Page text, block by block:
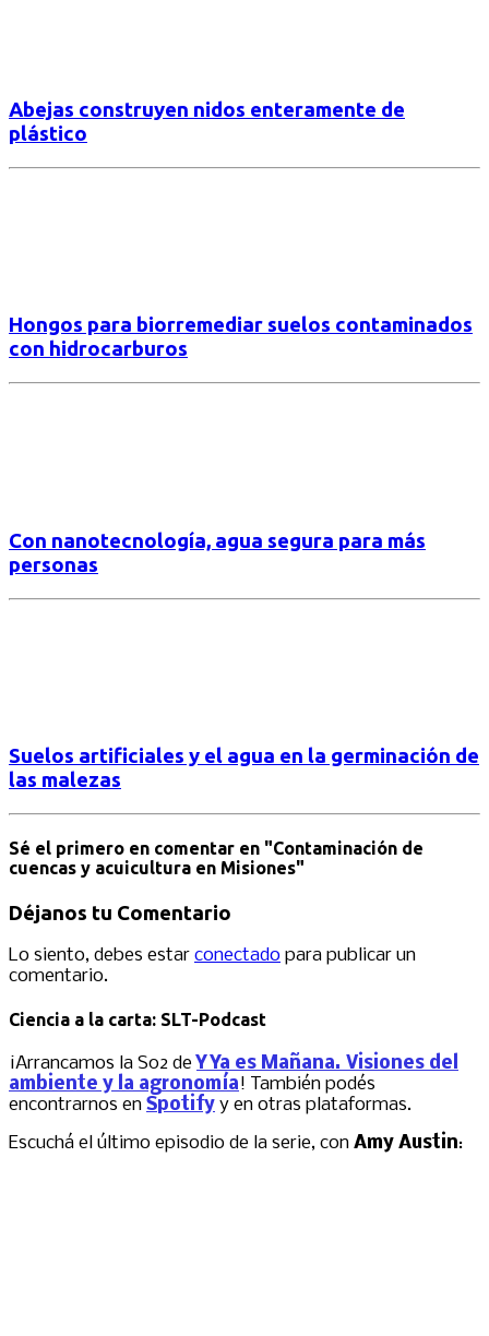
Abejas construyen nidos enteramente de
plástico
Hongos para biorremediar suelos contaminados
con hidrocarburos
Con nanotecnología, agua segura para más
personas
Suelos artificiales y el agua en la germinación de
las malezas
Sé el primero en comentar en "Contaminación de
cuencas y acuicultura en Misiones"
Déjanos tu Comentario
Lo siento, debes estar conectado para publicar un
comentario.
Ciencia a la carta: SLT-Podcast
¡Arrancamos la S02 deY Ya es Mañana. Visiones del
ambiente y la agronomía! También podés
encontrarnos en Spotify y en otras plataformas.
Escuchá el último episodio de la serie, con Amy Austin: